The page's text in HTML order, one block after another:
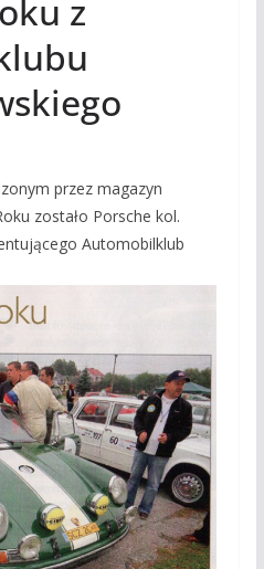
z
przez magazyn
zostało Porsche kol.
Automobilklub